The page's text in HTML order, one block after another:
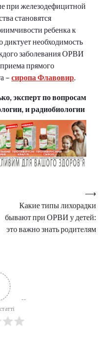
при железодефицитной
становятся
ребенка к
необходимость
заболевания ОРВИ
прямого
– сиропа Флавовир
эксперт по вопросам
и радиобиологии
Какие типы лихорадки
бывают при ОРВИ у детей:
это важно знать родителям
⟶